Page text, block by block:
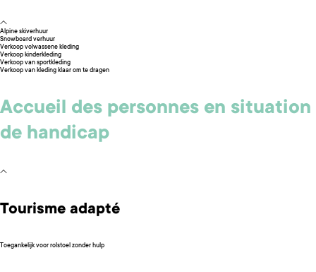
Alpine skiverhuur
Snowboard verhuur
Verkoop volwassene kleding
Verkoop kinderkleding
Verkoop van sportkleding
Verkoop van kleding klaar om te dragen
Accueil des personnes en situation
de handicap
Tourisme adapté
Toegankelijk voor rolstoel zonder hulp